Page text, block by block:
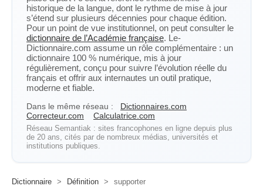
historique de la langue, dont le rythme de mise à jour
s’étend sur plusieurs décennies pour chaque édition.
Pour un point de vue institutionnel, on peut consulter le
dictionnaire de l’Académie française. Le-
Dictionnaire.com assume un rôle complémentaire : un
dictionnaire 100 % numérique, mis à jour
régulièrement, conçu pour suivre l’évolution réelle du
français et offrir aux internautes un outil pratique,
moderne et fiable.
Dans le même réseau :
Dictionnaires.com
Correcteur.com
Calculatrice.com
Réseau Semantiak : sites francophones en ligne depuis plus
de 20 ans, cités par de nombreux médias, universités et
institutions publiques.
Dictionnaire > Définition > supporter